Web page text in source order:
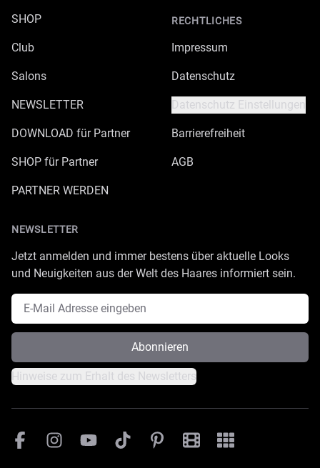
SHOP
Club
Salons
NEWSLETTER
DOWNLOAD für Partner
SHOP für Partner
PARTNER WERDEN
RECHTLICHES
Impressum
Datenschutz
Datenschutz Einstellungen
Barrierefreiheit
AGB
NEWSLETTER
Jetzt anmelden und immer bestens über aktuelle Looks
und Neuigkeiten aus der Welt des Haares informiert sein.
E-Mail Adresse
Abonnieren
Hinweise zum Erhalt des Newsletters
FacebookInstagramYouTubeTikTok PinterestGreat Lengths
Great Lengths -